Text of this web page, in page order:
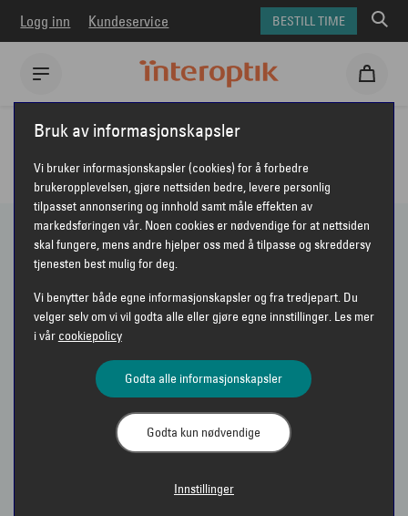
Logg inn Kundeservice BESTILL TIME
Interoptik Briller Briller for herre
BRILLER - HERRE
163 PRODUKTER
Vis bare nyheter
Sorter etter Anbefalt
VIS FILTER
Bruk av informasjonskapsler
Vi bruker informasjonskapsler (cookies) for å forbedre
brukeropplevelsen, gjøre nettsiden bedre, levere personlig
tilpasset annonsering og innhold samt måle effekten av
markedsføringen vår. Noen cookies er nødvendige for at nettsiden
skal fungere, mens andre hjelper oss med å tilpasse og skreddersy
tjenesten best mulig for deg.
Vi benytter både egne informasjonskapsler og fra tredjepart. Du
velger selv om vi vil godta alle eller gjøre egne innstillinger. Les mer
i vår cookiepolicy
Godta alle informasjonskapsler
Godta kun nødvendige
Innstillinger